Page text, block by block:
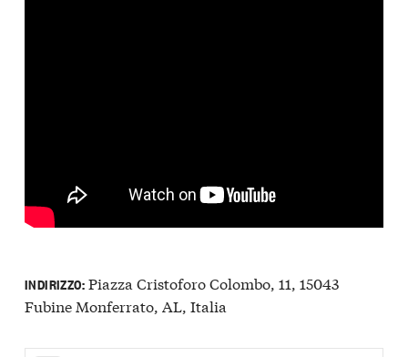
INDIRIZZO:Piazza Cristoforo Colombo, 11, 15043
Fubine Monferrato, AL, Italia